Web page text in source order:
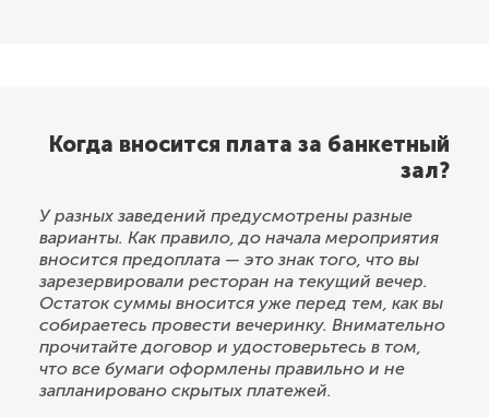
Когда вносится плата за банкетный
зал?
У разных заведений предусмотрены разные
варианты. Как правило, до начала мероприятия
вносится предоплата — это знак того, что вы
зарезервировали ресторан на текущий вечер.
Остаток суммы вносится уже перед тем, как вы
собираетесь провести вечеринку. Внимательно
прочитайте договор и удостоверьтесь в том,
что все бумаги оформлены правильно и не
запланировано скрытых платежей.